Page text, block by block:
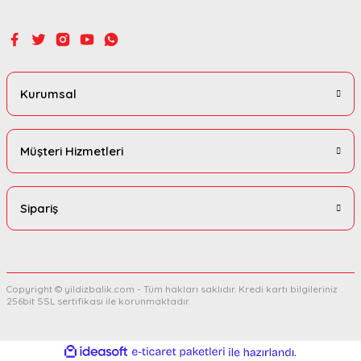
Kurumsal
Müşteri Hizmetleri
Sipariş
Copyright © yildizbalik.com - Tüm hakları saklıdır. Kredi kartı bilgileriniz
256bit SSL sertifikası ile korunmaktadır.
ideasoft
e-